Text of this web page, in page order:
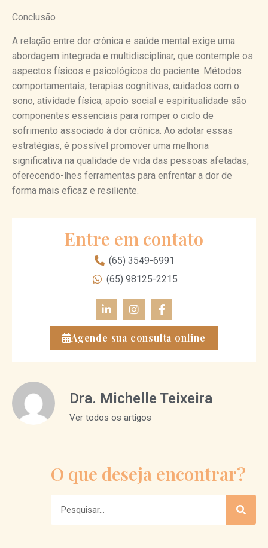
Conclusão
A relação entre dor crônica e saúde mental exige uma
abordagem integrada e multidisciplinar, que contemple os
aspectos físicos e psicológicos do paciente. Métodos
comportamentais, terapias cognitivas, cuidados com o
sono, atividade física, apoio social e espiritualidade são
componentes essenciais para romper o ciclo de
sofrimento associado à dor crônica. Ao adotar essas
estratégias, é possível promover uma melhoria
significativa na qualidade de vida das pessoas afetadas,
oferecendo-lhes ferramentas para enfrentar a dor de
forma mais eficaz e resiliente.
Entre em contato
(65) 3549-6991
(65) 98125-2215
Agende sua consulta online
Dra. Michelle Teixeira
Ver todos os artigos
O que deseja encontrar?